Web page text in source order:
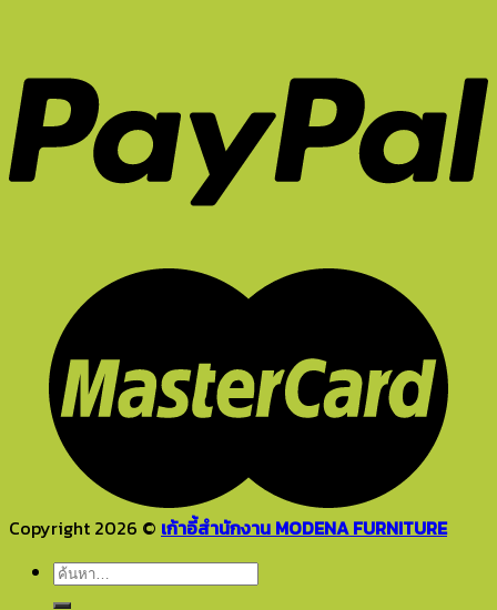
Copyright 2026 © เก้าอี้สำนักงาน MODENA FURNITURE
ค้นหา: